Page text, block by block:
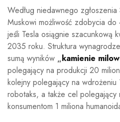
Według niedawnego
Muskowi możliwość zdobycia do
jeśli Tesla osiągnie szacunkową
2035 roku. Struktura
sumą wyników „kamienie
polegający na produkcji 20
kolejny polegający na wdrożeniu
robotaks, a także cel polegający
konsumentom 1 miliona